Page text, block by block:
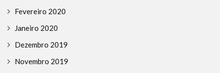
Fevereiro 2020
Janeiro 2020
Dezembro 2019
Novembro 2019